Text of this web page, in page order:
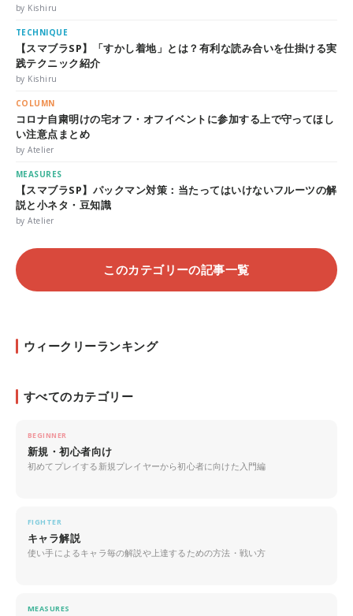
by Kishiru
TECHNIQUE
【スマブラSP】「すかし着地」とは？有利な読み合いを仕掛ける実
践テクニック紹介
by Kishiru
COLUMN
コロナ自粛明けの宅オフ・オフイベントに参加する上で守ってほし
い注意点まとめ
by Atelier
MEASURES
【スマブラSP】パックマン対策：当たってはいけないフルーツの解
説と小ネタ・豆知識
by Atelier
このカテゴリーの記事一覧
ウィークリーランキング
すべてのカテゴリー
BEGINNER
新規・初心者向け
初めてプレイする新規プレイヤーから初心者に向けた入門編
FIGHTER
キャラ解説
使い手によるキャラ毎の解説や上達するための方法・戦い方
MEASURES